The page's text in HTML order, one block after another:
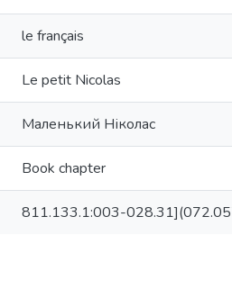
le français
Le petit Nicolas
Маленький Ніколас
Book chapter
811.133.1:003-